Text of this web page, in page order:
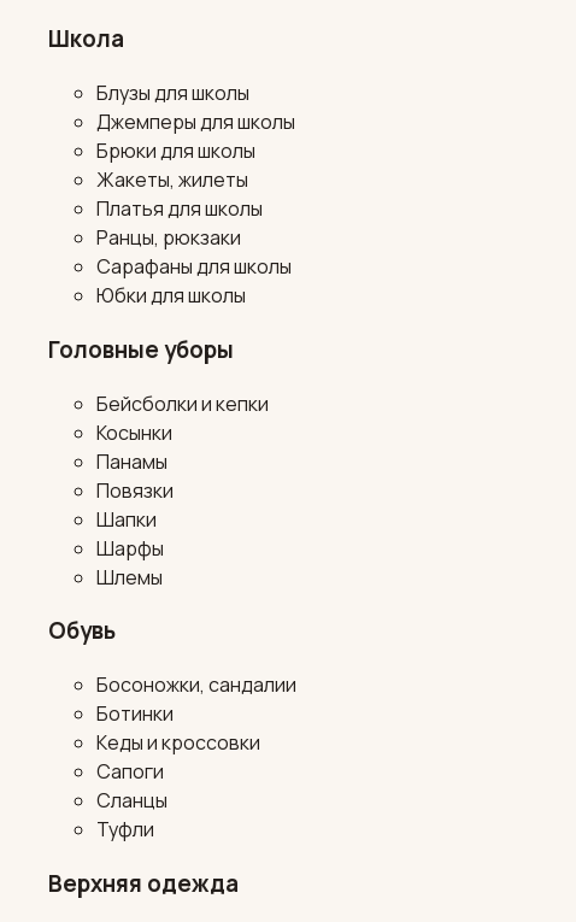
Школа
Блузы для школы
Джемперы для школы
Брюки для школы
Жакеты, жилеты
Платья для школы
Ранцы, рюкзаки
Сарафаны для школы
Юбки для школы
Головные уборы
Бейсболки и кепки
Косынки
Панамы
Повязки
Шапки
Шарфы
Шлемы
Обувь
Босоножки, сандалии
Ботинки
Кеды и кроссовки
Сапоги
Сланцы
Туфли
Верхняя одежда